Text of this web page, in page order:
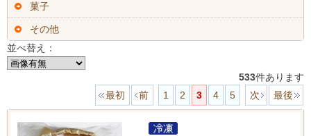
菓子
その他
並べ替え：
533件あります
最初
前 1 2 3 4 5 次 最後